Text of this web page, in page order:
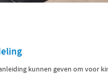
kunnen geven om voor